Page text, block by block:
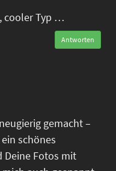
cooler Typ …
Antworten
gemacht –
schönes
Deine Fotos mit